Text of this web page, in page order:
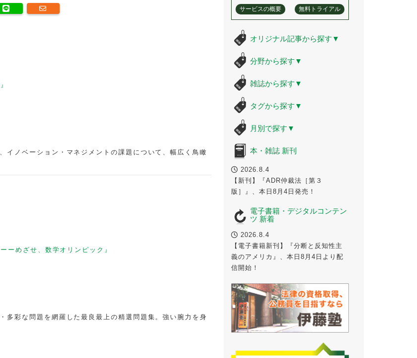
イノベーション・マネジメントの課題について、幅広く鳥瞰
ーめざせ、数学オリンピック』
多彩な問題を網羅した最良最上の精選問題集。強い腕力を身
サービスの概要 無料トライアル
オリジナル記事から探す ▼
分野から探す ▼
雑誌から探す ▼
タグから探す ▼
月別で探す ▼
本・雑誌 新刊
2026.8.4
【新刊】『ADR仲裁法［第３
版］』、本日8月4日発売！
電子書籍・デジタルコンテン
ツ 新着
2026.8.4
【電子書籍新刊】『分断と反知性主
義のアメリカ』、本日8月4日より配
信開始！